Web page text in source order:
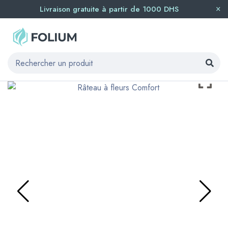
Livraison gratuite à partir de 1000 DHS